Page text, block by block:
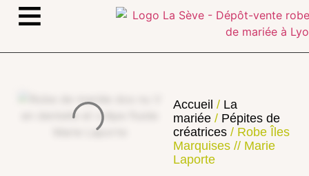
≡
Accueil / La
mariée/ Pépites de
créatrices/ Robe Îles
Marquises // Marie
Laporte